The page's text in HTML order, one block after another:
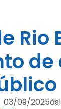
Rio
de
03/09/2025às